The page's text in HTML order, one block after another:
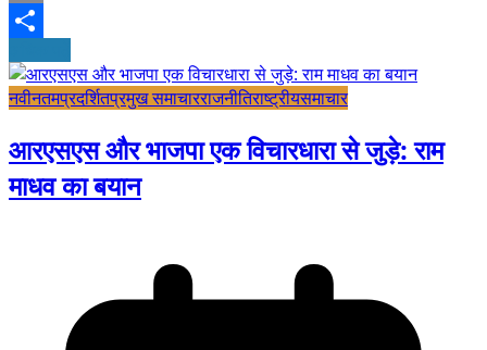
Email
Share
नवीनतमप्रदर्शितप्रमुख समाचारराजनीतिराष्ट्रीयसमाचार
आरएसएस और भाजपा एक विचारधारा से जुड़े: राम
माधव का बयान